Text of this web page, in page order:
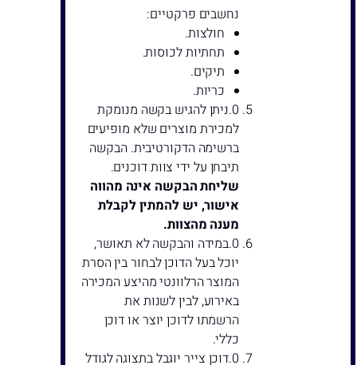
נחשבים פרקטיים:
חולצות.
תחתיות לכוסות.
תיקים.
כריות.
ניתן להגיש בקשה מנומקת
למכירת מוצרים שלא מופיעים
ברשימה הדקורטיבית. הבקשה
תיבחן על ידי צוות דוכנים.
שליחת הבקשה אינה מהווה
אישור, יש להמתין לקבלת
מענה מהצוות.
במידה והבקשה לא תאושר,
יוכל בעל הדוכן לבחור בין הסרת
המוצר הרלוונטי מהיצע המכירה
באירוע, לבין לשנות את
הרשמתו לדוכן יוצר או דוכן
כללי.
דוכן צייר יוגבל בתצוגה לגודל